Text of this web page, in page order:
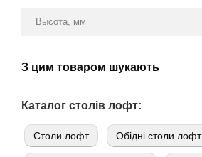
Высота, мм
З цим товаром шукають
Каталог столів лофт:
Cтоли лофт Обідні столи лофт